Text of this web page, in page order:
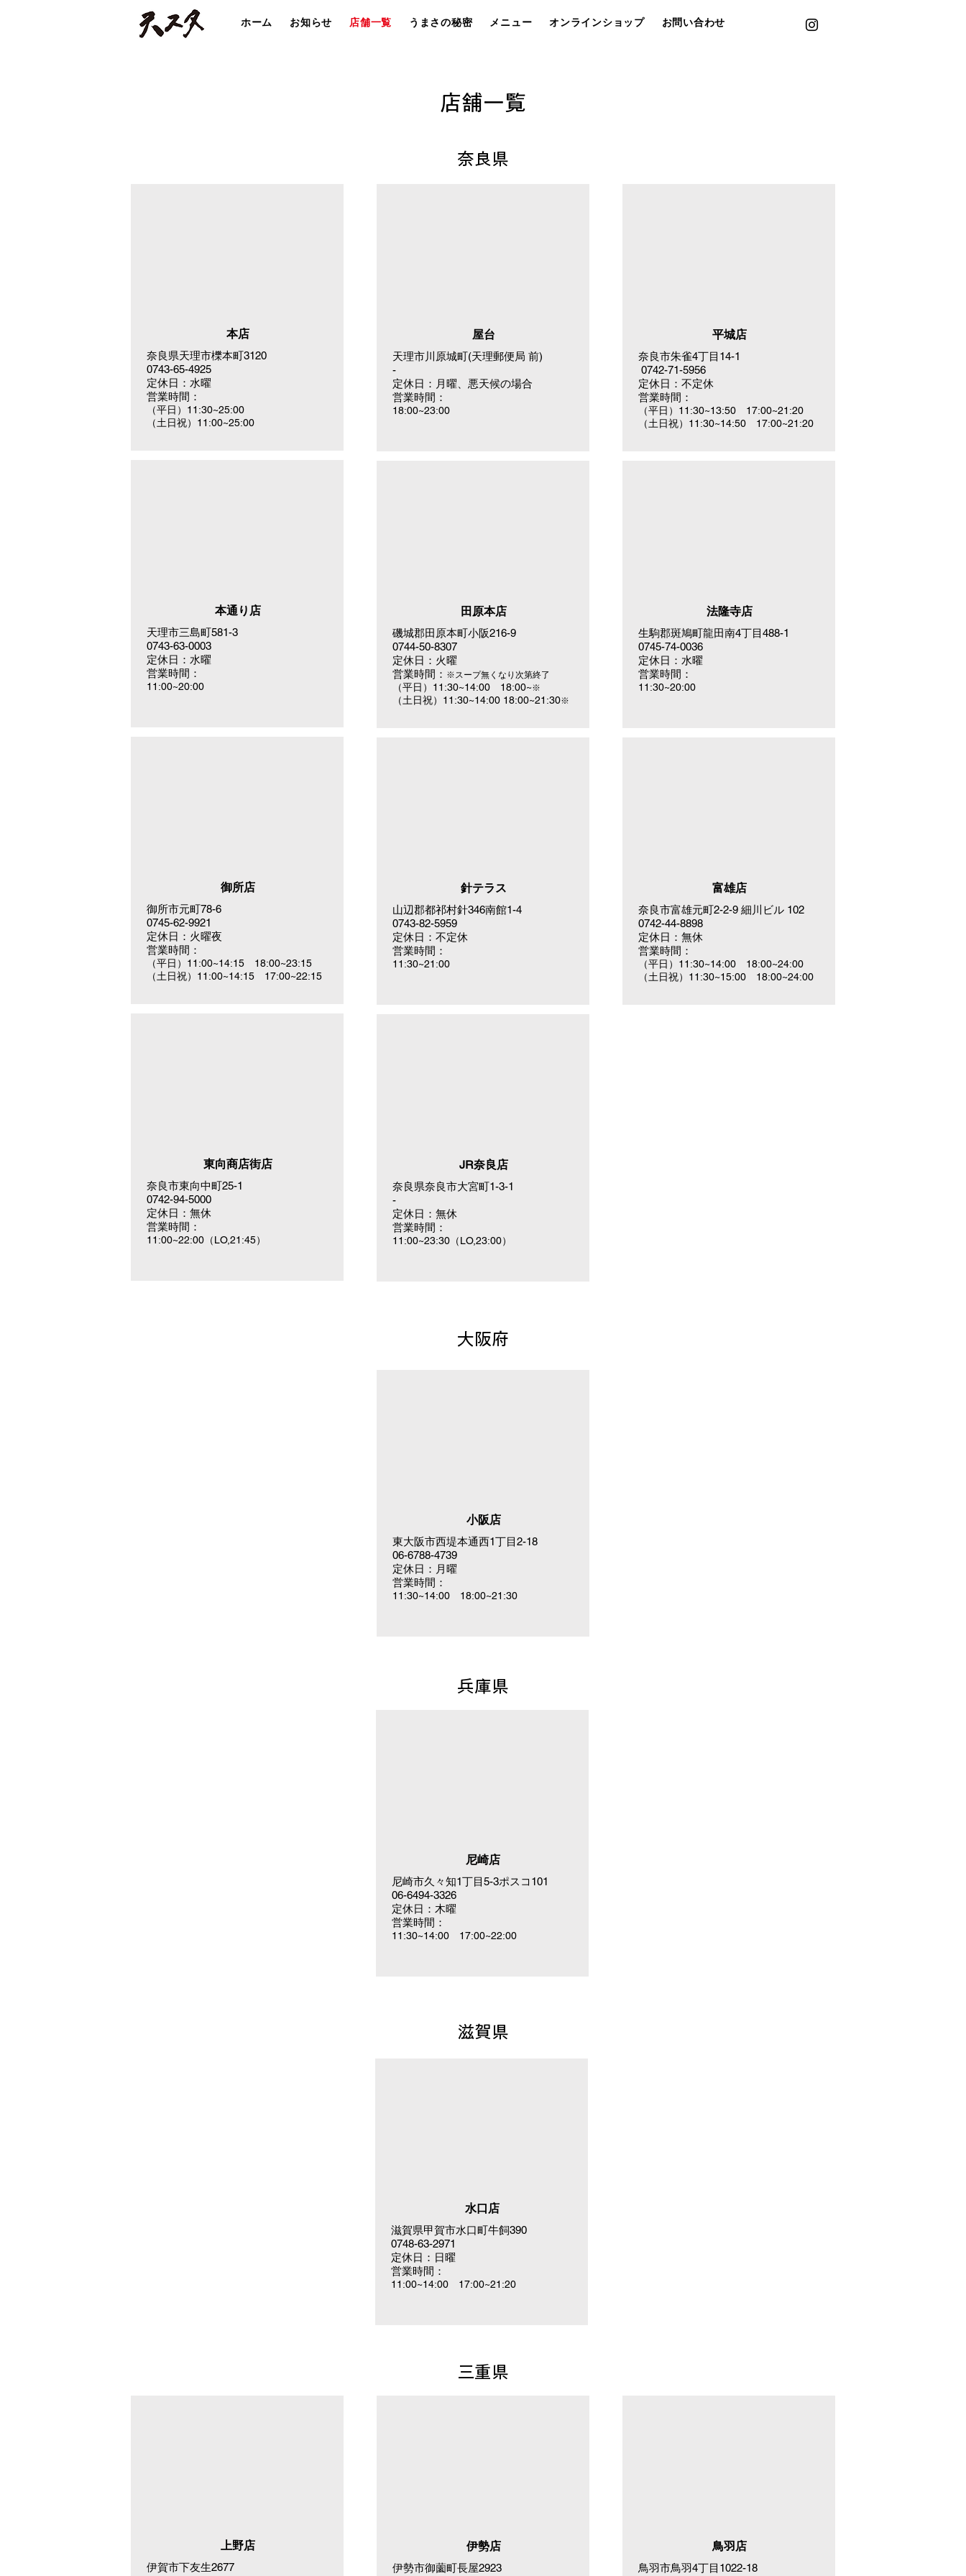
ホーム お知らせ 店舗一覧 うまさの秘密 メニュー オンラインショップ お問い合わせ
店舗一覧
奈良県
​本店
奈良県天理市櫟本町3120
0743-65-4925
定休日：水曜
営業時間：
（平日）11:30~25:00
（土日祝）11:00~25:00
本通り店
天理市三島町581-3
0743-63-0003
定休日：水曜
営業時間：
11:00~20:00
御所店
御所市元町78-6
0745-62-9921
定休日：火曜夜
営業時間：
（平日）11:00~14:15 18:00~23:15
（土日祝）11:00~14:15 17:00~22:15
東向商店街店
奈良市東向中町25-1
0742-94-5000
定休日：無休
営業時間：
11:00~22:00（LO,21:45）
屋台
天理市川原城町(天理郵便局 前)
-
定休日：月曜、悪天候の場合
営業時間：
18:00~23:00
田原本店
磯城郡田原本町小阪216-9
0744-50-8307
定休日：火曜
営業時間： ※スープ無くなり次第終了
（平日）11:30~14:00 18:00~※
（土日祝）11:30~14:00 18:00~21:30※
針テラス
山辺郡都祁村針346南館1-4
0743-82-5959
定休日：不定休
営業時間：
11:30~21:00
JR奈良店
奈良県奈良市大宮町1-3-1
-
定休日：無休
営業時間：
11:00~23:30（LO,23:00）
平城店
奈良市朱雀4丁目14-1
0742-71-5956
定休日：不定休
営業時間：
（平日）11:30~13:50 17:00~21:20
（土日祝）11:30~14:50 17:00~21:20
法隆寺店
生駒郡斑鳩町龍田南4丁目488-1
0745-74-0036
定休日：水曜
営業時間：
11:30~20:00
富雄店
奈良市富雄元町2-2-9 細川ビル 102
0742-44-8898
定休日：無休
営業時間：
（平日）11:30~14:00 18:00~24:00
（土日祝）11:30~15:00 18:00~24:00
大阪府
小阪店
東大阪市西堤本通西1丁目2-18
06-6788-4739
定休日：月曜
営業時間：
11:30~14:00 18:00~21:30
兵庫県
尼崎店
尼崎市久々知1丁目5-3ポスコ101
06-6494-3326
定休日：木曜
営業時間：
11:30~14:00 17:00~22:00
滋賀県
水口店
滋賀県甲賀市水口町牛飼390
0748-63-2971
定休日：日曜
営業時間：
11:00~14:00 17:00~21:20
三重県
上野店
伊賀市下友生2677
伊勢店
伊勢市御薗町長屋2923
鳥羽店
鳥羽市鳥羽4丁目1022-18